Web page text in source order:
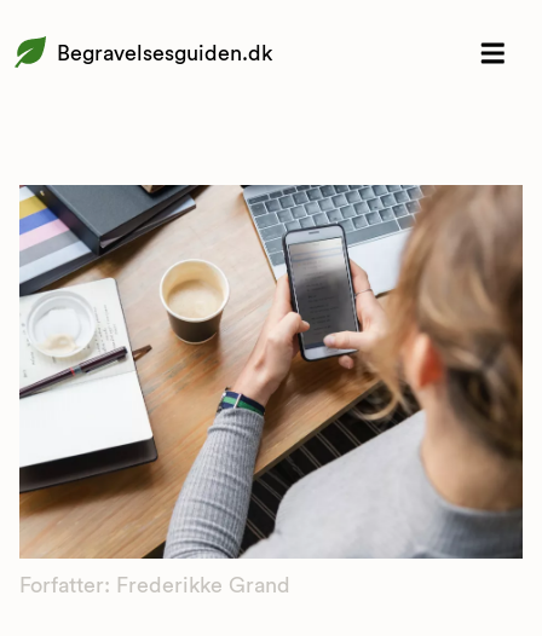
Begravelsesguiden.dk
Forfatter: Frederikke Grand